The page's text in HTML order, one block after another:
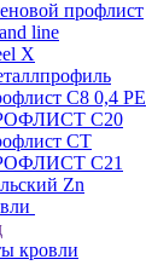
профлист
line
X
С8 0,4 РЕ
С20
СТ
С21
Zn
кровли